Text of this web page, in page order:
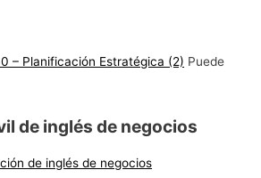
– Planificación Estratégica (2) Puede
de inglés de negocios